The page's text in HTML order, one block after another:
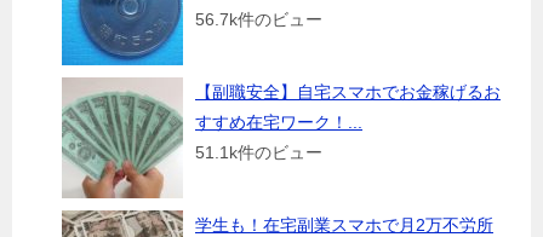
56.7k件のビュー
【副職安全】自宅スマホでお金稼げるお
すすめ在宅ワーク！...
51.1k件のビュー
学生も！在宅副業スマホで月2万不労所